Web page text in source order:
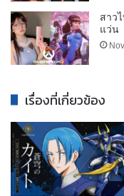
สาว
แว่น
เรื่องที่เกี่ยวข้อง